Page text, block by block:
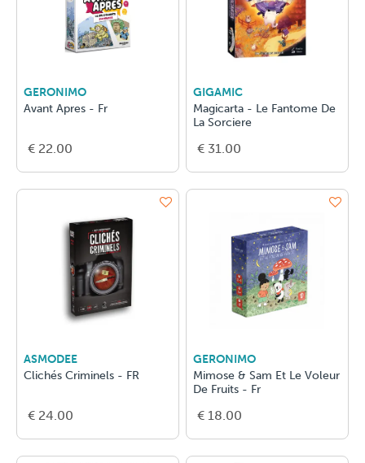
GERONIMO
Avant Apres - Fr
€ 22.00
GIGAMIC
Magicarta - Le Fantome De
La Sorciere
€ 31.00
ASMODEE
Clichés Criminels - FR
€ 24.00
GERONIMO
Mimose & Sam Et Le Voleur
De Fruits - Fr
€ 18.00